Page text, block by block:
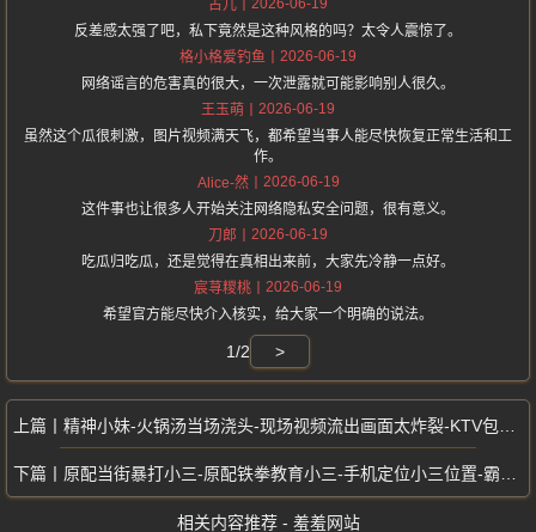
占儿
反差感太强了吧，私下竟然是这种风格的吗？太令人震惊了。
格小格爱钓鱼
2026-06-19
网络谣言的危害真的很大，一次泄露就可能影响别人很久。
王玉萌
2026-06-19
虽然这个瓜很刺激，图片视频满天飞，都希望当事人能尽快恢复正常生活和工
作。
Alice-然
2026-06-19
这件事也让很多人开始关注网络隐私安全问题，很有意义。
刀郎
2026-06-19
吃瓜归吃瓜，还是觉得在真相出来前，大家先冷静一点好。
宸荨糭桃
2026-06-19
希望官方能尽快介入核实，给大家一个明确的说法。
1/2 >
精神小妹-火锅汤当场浇头-现场视频流出画面太炸裂-KTV包厢大战曝光
原配当街暴打小三-原配铁拳教育小三-手机定位小三位置-霸气怒怼过程曝光
相关内容推荐 - 羞羞网站